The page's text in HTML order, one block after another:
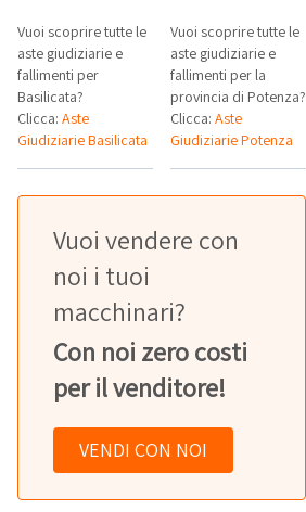
Vuoi scoprire tutte le
aste giudiziarie e
fallimenti per
Basilicata?
Clicca: Aste
Giudiziarie Basilicata
Vuoi scoprire tutte le
aste giudiziarie e
fallimenti per la
provincia di Potenza?
Clicca:Aste
Giudiziarie Potenza
Vuoi vendere con
noi i tuoi
macchinari?
Con noi zero costi
per il venditore!
VENDI CON NOI